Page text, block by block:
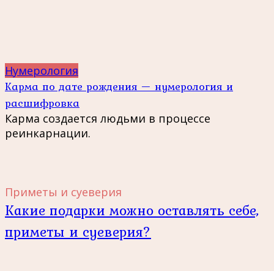
Нумерология
Карма по дате рождения — нумерология и
расшифровка
Карма создается людьми в процессе
реинкарнации.
Приметы и суеверия
Какие подарки можно оставлять себе,
приметы и суеверия?